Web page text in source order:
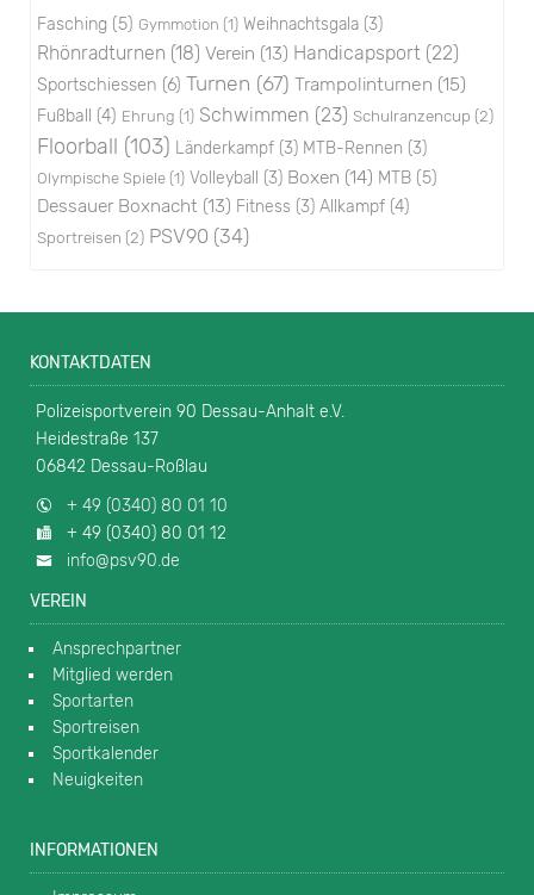
Fasching (5) Gymmotion (1) Weihnachtsgala (3)
Rhönradturnen (18) Verein (13) Handicapsport (22)
Sportschiessen (6) Turnen (67) Trampolinturnen (15)
Fußball (4) Ehrung (1) Schwimmen (23) Schulranzencup (2)
Floorball (103) Länderkampf (3) MTB-Rennen (3)
Olympische Spiele (1) Volleyball (3) Boxen (14) MTB (5)
Dessauer Boxnacht (13) Fitness (3) Allkampf (4)
Sportreisen (2) PSV90 (34)
KONTAKTDATEN
Polizeisportverein 90 Dessau-Anhalt e.V.
Heidestraße 137
06842 Dessau-Roßlau
+ 49 (0340) 80 01 10
+ 49 (0340) 80 01 12
info@psv90.de
VEREIN
Ansprechpartner
Mitglied werden
Sportarten
Sportreisen
Sportkalender
Neuigkeiten
INFORMATIONEN